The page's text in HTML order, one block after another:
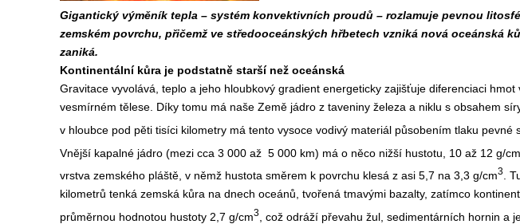
Gigantický výměník tepla – systém konvektivních proudů – rozlamuje pevnou
zemském povrchu, přičemž ve středooceánských hřbetech vzniká nová oceánská
zaniká.
Kontinentální kůra je podstatně starší než oceánská
Gravitace vyvolává, teplo a jeho hloubkový gradient energeticky zajišťuje diferenciaci hmot
vesmírném tělese. Díky tomu má naše Země jádro z taveniny železa a niklu s obsahem
v hloubce pod pěti tisíci kilometry má tento vysoce vodivý materiál působením tlaku pevné
Vnější kapalné jádro (mezi cca 3 000 až 5 000 km) má o něco nižší hustotu, 10 až 12 g/cm
vrstva zemského pláště, v němž hustota směrem k povrchu klesá z asi 5,7 na 3,3 g/cm3.
kilometrů tenká zemská kůra na dnech oceánů, tvořená tmavými bazalty, zatímco
průměrnou hodnotou hustoty 2,7 g/cm3, což odráží převahu žul, sedimentárních hornin a